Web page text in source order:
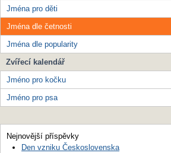
Jména pro děti
Jména dle četnosti
Jména dle popularity
Zvířecí kalendář
Jméno pro kočku
Jméno pro psa
Nejnovější příspěvky
Den vzniku Československa